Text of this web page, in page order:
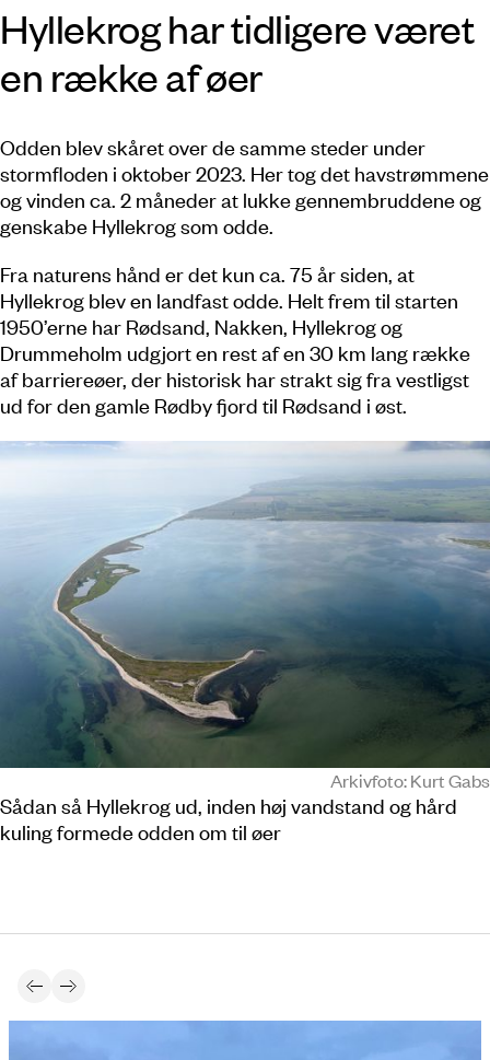
Hyllekrog har tidligere været
en række af øer
Odden blev skåret over de samme steder under
stormfloden i oktober 2023. Her tog det havstrømmene
og vinden ca. 2 måneder at lukke gennembruddene og
genskabe Hyllekrog som odde.
Fra naturens hånd er det kun ca. 75 år siden, at
Hyllekrog blev en landfast odde. Helt frem til starten
1950’erne har Rødsand, Nakken, Hyllekrog og
Drummeholm udgjort en rest af en 30 km lang række
af barriereøer, der historisk har strakt sig fra vestligst
ud for den gamle Rødby fjord til Rødsand i øst.
Arkivfoto: Kurt Gabs
Sådan så Hyllekrog ud, inden høj vandstand og hård
kuling formede odden om til øer